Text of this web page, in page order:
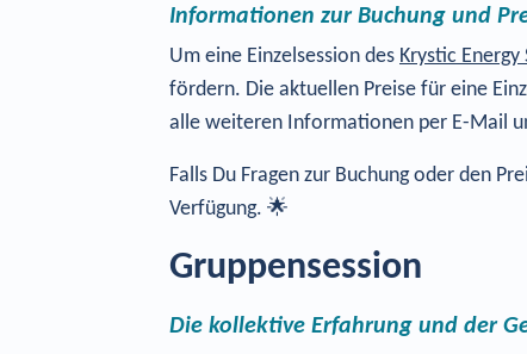
Informationen zur Buchung und
Um eine Einzelsession des Krystic Energy
fördern. Die aktuellen Preise für eine
alle weiteren Informationen per E-Mail
Falls Du Fragen zur Buchung oder den
Verfügung. 🌟
Gruppensession
Die kollektive Erfahrung und der